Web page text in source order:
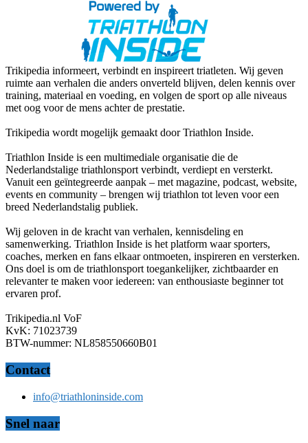
Trikipedia informeert, verbindt en inspireert triatleten. Wij geven
ruimte aan verhalen die anders onverteld blijven, delen kennis over
training, materiaal en voeding, en volgen de sport op alle niveaus
met oog voor de mens achter de prestatie.
Trikipedia wordt mogelijk gemaakt door Triathlon Inside.
Triathlon Inside is een multimediale organisatie die de
Nederlandstalige triathlonsport verbindt, verdiept en versterkt.
Vanuit een geïntegreerde aanpak – met magazine, podcast, website,
events en community – brengen wij triathlon tot leven voor een
breed Nederlandstalig publiek.
Wij geloven in de kracht van verhalen, kennisdeling en
samenwerking. Triathlon Inside is het platform waar sporters,
coaches, merken en fans elkaar ontmoeten, inspireren en versterken.
Ons doel is om de triathlonsport toegankelijker, zichtbaarder en
relevanter te maken voor iedereen: van enthousiaste beginner tot
ervaren prof.
Trikipedia.nl VoF
KvK: 71023739
BTW-nummer: NL858550660B01
Contact
info@triathloninside.com
Snel naar